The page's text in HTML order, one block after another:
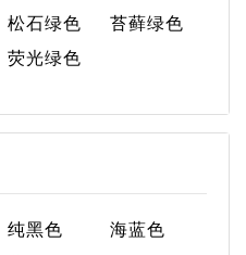
松石绿色
苔藓绿色
荧光绿色
纯黑色
海蓝色